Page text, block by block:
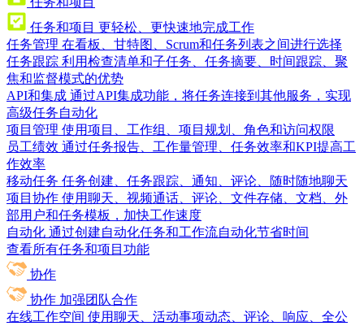
任务和项目 更轻松、更快速地完成工作
任务管理 在看板、甘特图、Scrum和任务列表之间进行选择
任务跟踪 利用检查清单和子任务、任务摘要、时间跟踪、聚
焦和监督模式的优势
API和集成 通过API集成功能，将任务连接到其他服务，实现
高级任务自动化
项目管理 使用项目、工作组、项目规划、角色和访问权限
员工绩效 通过任务报告、工作量管理、任务效率和KPI提高工
作效率
移动任务 任务创建、任务跟踪、通知、评论、随时随地聊天
项目协作 使用聊天、视频通话、评论、文件存储、文档、外
部用户和任务模板，加快工作速度
自动化 通过创建自动化任务和工作流自动化节省时间
查看所有任务和项目功能
协作
协作 加强团队合作
在线工作空间 使用聊天、活动事项动态、评论、响应、全公